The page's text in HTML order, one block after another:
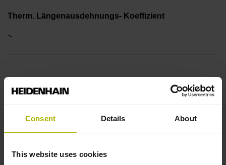
Consent Details About
This website uses cookies
Therm. Längenausdehnungs- Koeffizient
~
Genauigkeitsklasse